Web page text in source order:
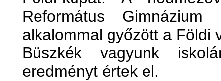
Református
alkalommal győzött a Földi
Büszkék vagyunk
eredményt értek el.